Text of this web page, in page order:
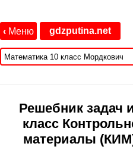
‹ Меню gdzputina.net
Решебник задач
класс
материалы